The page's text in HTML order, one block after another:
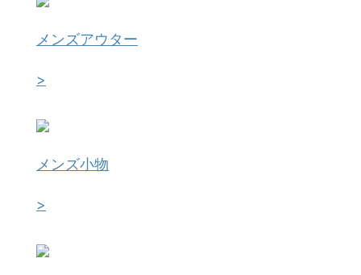
メンズアウター
>
メンズ小物
>